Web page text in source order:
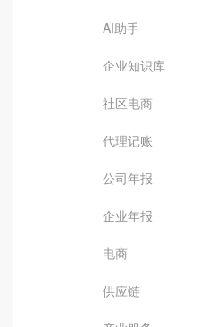
AI助手
企业知识库
社区电商
代理记账
公司年报
企业年报
电商
供应链